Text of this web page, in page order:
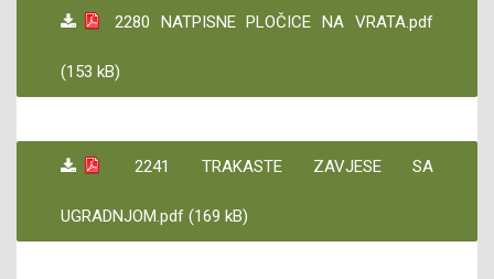
2280 NATPISNE PLOČICE NA VRATA.pdf
(153 kB)
2241 TRAKASTE ZAVJESE SA
UGRADNJOM.pdf (169 kB)